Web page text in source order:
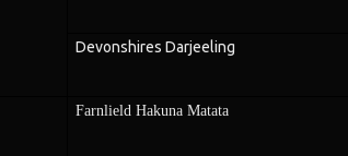
Devonshires Darjeeling
Farnlield Hakuna Matata